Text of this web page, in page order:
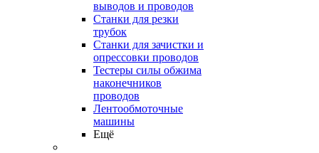
выводов и проводов
Станки для резки
трубок
Станки для зачистки и
опрессовки проводов
Тестеры силы обжима
наконечников
проводов
Лентообмоточные
машины
Ещё